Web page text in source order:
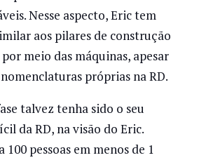
Nesse aspecto, Eric tem
aos pilares de construção
meio das máquinas, apesar
próprias na RD.
talvez tenha sido o seu
da RD, na visão do Eric.
100 pessoas em menos de 1